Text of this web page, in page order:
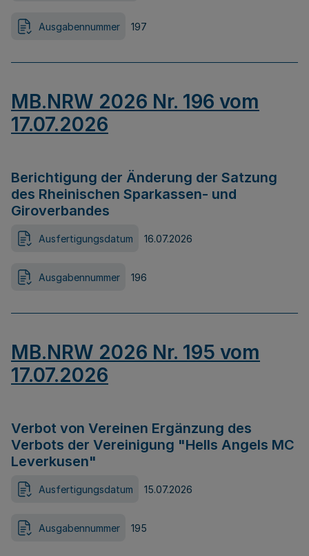
Ausgabennummer 197
MB.NRW 2026 Nr. 196 vom
17.07.2026
Berichtigung der Änderung der Satzung
des Rheinischen Sparkassen- und
Giroverbandes
Ausfertigungsdatum 16.07.2026
Ausgabennummer 196
MB.NRW 2026 Nr. 195 vom
17.07.2026
Verbot von Vereinen Ergänzung des
Verbots der Vereinigung "Hells Angels MC
Leverkusen"
Ausfertigungsdatum 15.07.2026
Ausgabennummer 195